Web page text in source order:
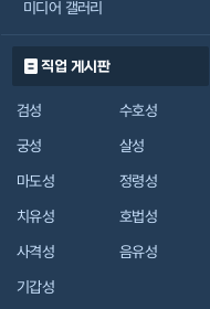
미디어 갤러리
직업 게시판
검성
수호성
궁성
살성
마도성
정령성
치유성
호법성
사격성
음유성
기갑성